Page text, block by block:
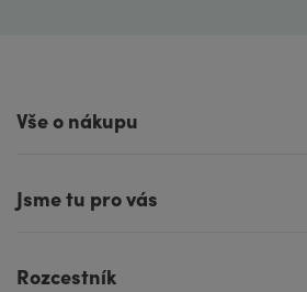
Vše o nákupu
Jsme tu pro vás
Rozcestník